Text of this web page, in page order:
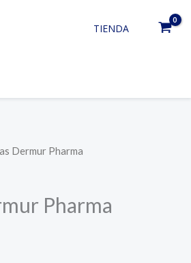
TIENDA
Dermur Pharma
Pharma